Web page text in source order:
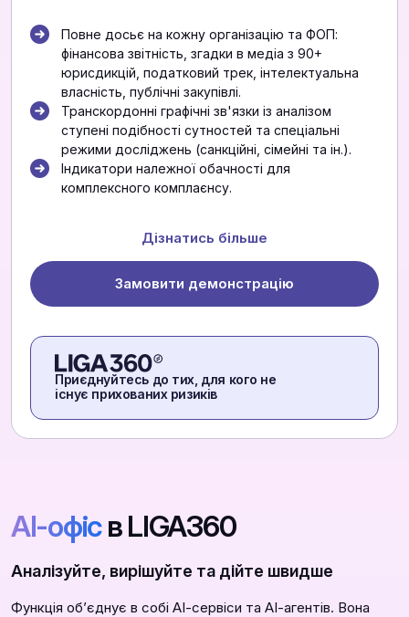
Повне досьє на кожну організацію та ФОП:
фінансова звітність, згадки в медіа з 90+
юрисдикцій, податковий трек, інтелектуальна
власність, публічні закупівлі.
Транскордонні графічні зв'язки із аналізом
ступені подібності сутностей та спеціальні
режими досліджень (санкційні, сімейні та ін.).
Індикатори належної обачності для
комплексного комплаєнсу.
Дізнатись більше
Замовити демонстрацію
Приєднуйтесь до тих, для кого не
існує прихованих ризиків
АІ-офісв LIGA360
Аналізуйте, вирішуйте та дійте швидше
Функція обʼєднує в собі АІ-сервіси та АІ-агентів. Вона